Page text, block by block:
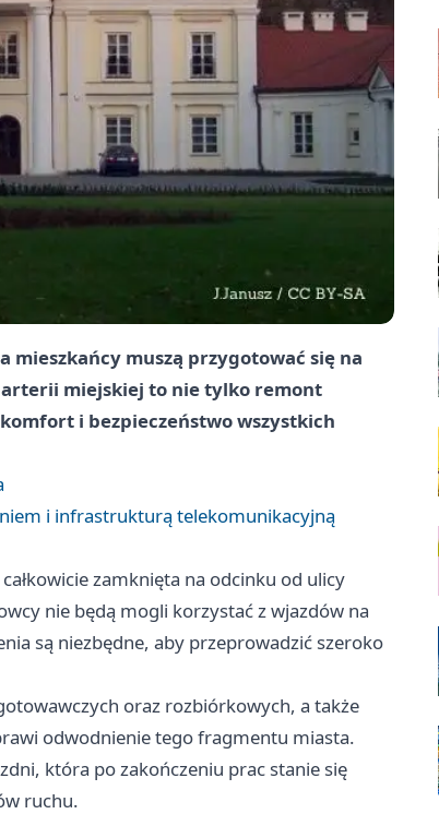
mieszkańcy muszą przygotować się na
miejskiej to nie tylko remont
i bezpieczeństwo wszystkich
i infrastrukturą telekomunikacyjną
zamknięta na odcinku od ulicy
nie będą mogli korzystać z wjazdów na
są niezbędne, aby przeprowadzić szeroko
oraz rozbiórkowych, a także
odwodnienie tego fragmentu miasta.
która po zakończeniu prac stanie się
ruchu.